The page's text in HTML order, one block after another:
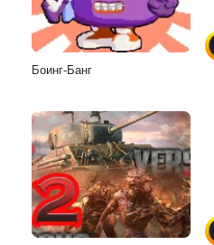
Боинг-Банг